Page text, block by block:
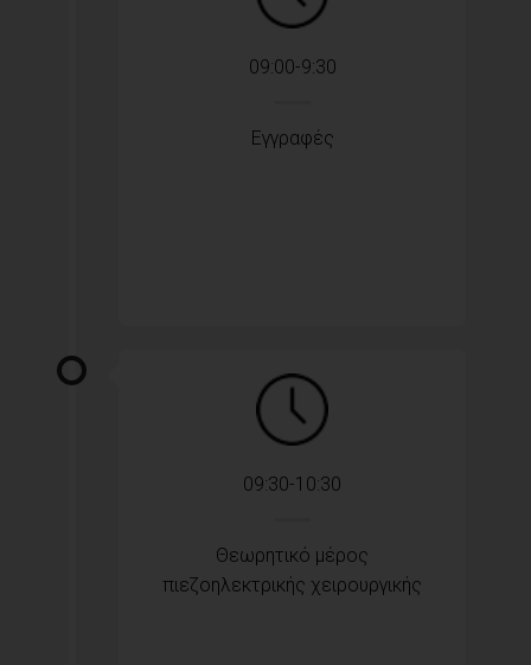
09:00-9:30
Εγγραφές
09:30-10:30
Θεωρητικό μέρος
πιεζοηλεκτρικής χειρουργικής